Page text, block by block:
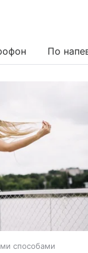
По
способами